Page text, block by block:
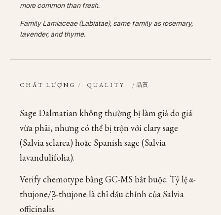
more common than fresh.
Family Lamiaceae (Labiatae), same family as rosemary,
lavender, and thyme.
CHẤT LƯỢNG / QUALITY / 品質
Sage Dalmatian không thường bị làm giả do giá
vừa phải, nhưng có thể bị trộn với clary sage
(Salvia sclarea) hoặc Spanish sage (Salvia
lavandulifolia).
Verify chemotype bằng GC-MS bắt buộc. Tỷ lệ α-
thujone/β-thujone là chỉ dấu chính của Salvia
officinalis.